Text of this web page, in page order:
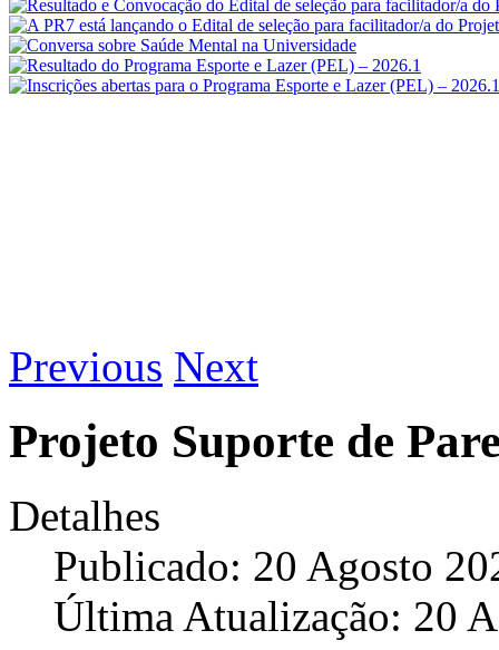
Previous Next
Projeto Suporte de
Detalhes
Publicado: 20 Agosto
Última Atualização: 20